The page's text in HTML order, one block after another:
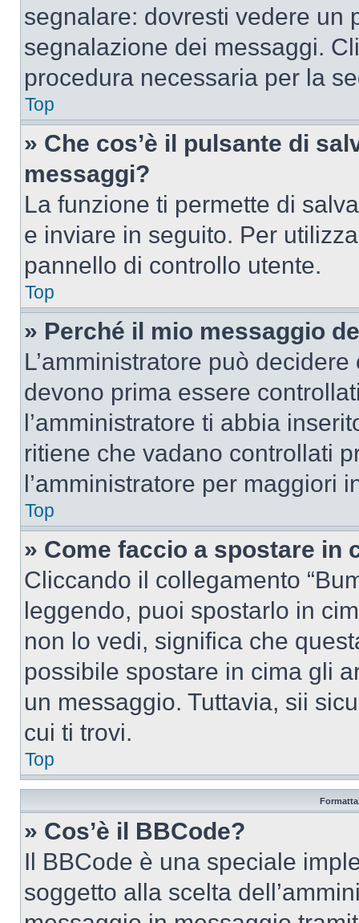
segnalare: dovresti vedere un
segnalazione dei messaggi.
procedura necessaria per la
Top
» Che cos’è il pulsante di
messaggi?
La funzione ti permette di
e inviare in seguito. Per
pannello di controllo utente.
Top
» Perché il mio messaggio
L’amministratore può
devono prima essere
l’amministratore ti abbia
ritiene che vadano controllati
l’amministratore per maggiori
Top
» Come faccio a spostare in
Cliccando il collegamento
leggendo, puoi spostarlo in
non lo vedi, significa che
possibile spostare in cima gli
un messaggio. Tuttavia, sii
cui ti trovi.
Top
» Cos’è il BBCode?
Il BBCode è una speciale
soggetto alla scelta